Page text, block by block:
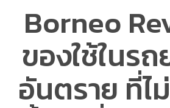
Borneo
ของใช้ในร
อันตราย ที่ไ